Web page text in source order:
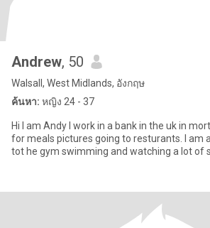
Andrew, 50
Walsall, West Midlands, อังกฤษ
ค้นหา: หญิง 24 - 37
Hi I am Andy I work in a bank in the uk in
for meals pictures going to resturants. I am also sporty like going
tot he gym swimming and watching a lot of